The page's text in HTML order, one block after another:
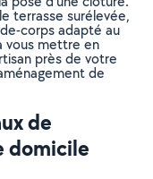
terrasse surélevée,
corps adapté au
vous mettre en
près de votre
de
de
domicile